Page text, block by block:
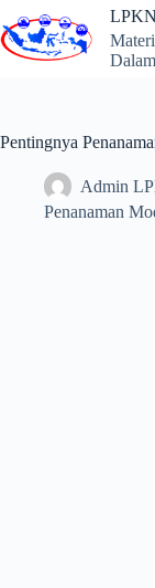
to
content
Pentingnya
Admin
Penanaman